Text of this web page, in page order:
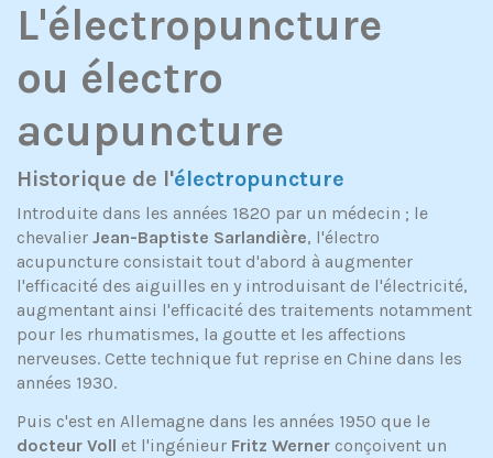
L'électropuncture
ou électro
acupuncture
Historique de l'électropuncture
Introduite dans les années 1820 par un médecin ; le
chevalier Jean-Baptiste Sarlandière, l'électro
acupuncture consistait tout d'abord à augmenter
l'efficacité des aiguilles en y introduisant de l'électricité,
augmentant ainsi l'efficacité des traitements notamment
pour les rhumatismes, la goutte et les affections
nerveuses. Cette technique fut reprise en Chine dans les
années 1930.
Puis c'est en Allemagne dans les années 1950 que le
docteur Voll et l'ingénieur Fritz Werner conçoivent un